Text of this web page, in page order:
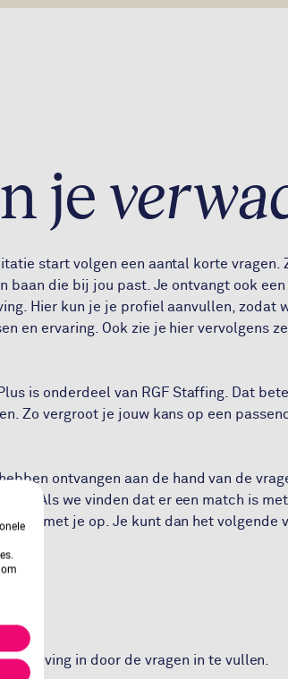
je
start volgen een aantal korte vragen.
baan die bij jou past. Je ontvangt ook
Hier kun je je profiel aanvullen, zodat
en ervaring. Ook zie je hier vervolgens
is onderdeel van RGF Staffing. Dat
Zo vergroot je jouw kans op een
ontvangen aan de hand van de
Als we vinden dat er een match is
met je op. Je kunt dan het volgende
in door de vragen in te vullen.